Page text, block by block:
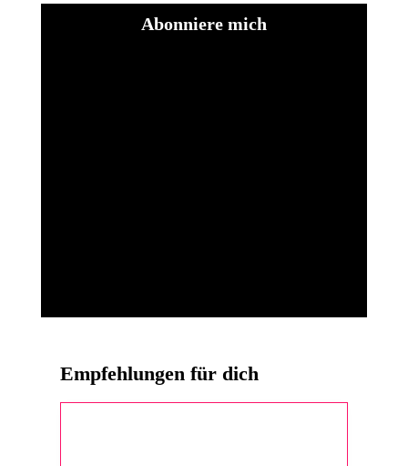
Abonniere mich
Empfehlungen für dich